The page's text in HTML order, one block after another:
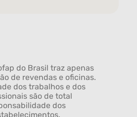
do Brasil traz apenas
de revendas e oficinas.
dos trabalhos e dos
são de total
dos